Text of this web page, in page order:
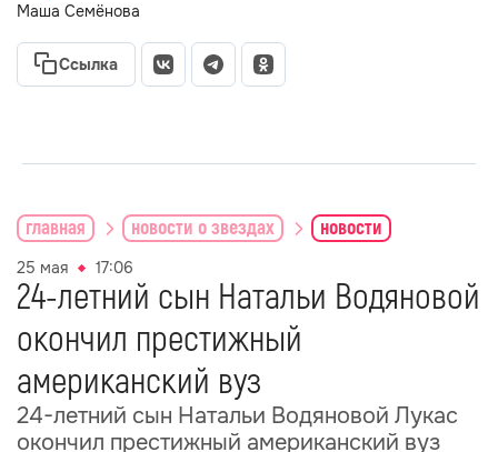
Маша Семёнова
Ссылка
главная новости о звездах новости
25 мая 17:06
24-летний сын Натальи Водяновой
окончил престижный
американский вуз
24-летний сын Натальи Водяновой Лукас
окончил престижный американский вуз